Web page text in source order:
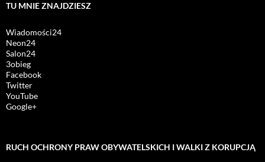
TU MNIE ZNAJDZIESZ
Wiadomości24
Neon24
Salon24
3obieg
Facebook
Twitter
YouTube
Google+
RUCH OCHRONY PRAW OBYWATELSKICH I WALKI Z KORUPCJĄ